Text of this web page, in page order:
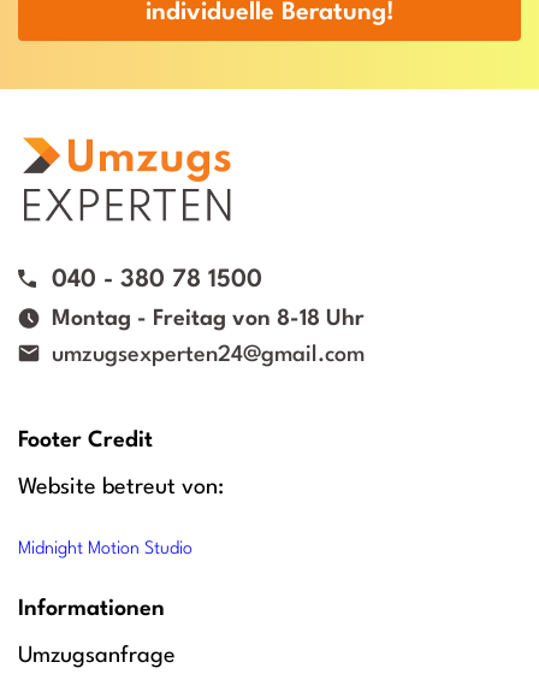
individuelle Beratung!
040 - 380 78 1500
Montag - Freitag von 8-18 Uhr
umzugsexperten24@gmail.com
Footer Credit
Website betreut von:
Midnight Motion Studio
Informationen
Umzugsanfrage